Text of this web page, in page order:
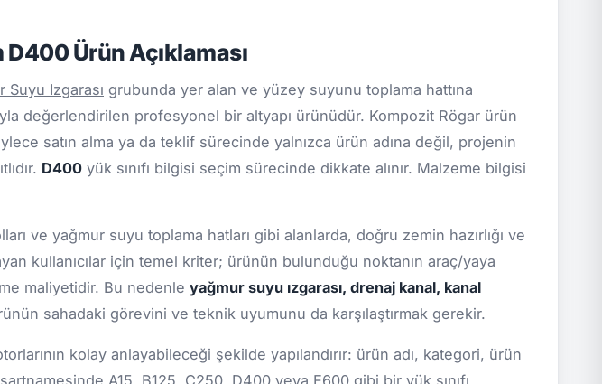
Ürün Açıklaması
Suyu Izgarası grubunda yer alan ve yüzey suyunu toplama hattına
değerlendirilen profesyonel bir altyapı ürünüdür. Kompozit Rögar ürün
satın alma ya da teklif sürecinde yalnızca ürün adına değil, projenin
D400 yük sınıfı bilgisi seçim sürecinde dikkate alınır. Malzeme bilgisi
ve yağmur suyu toplama hatları gibi alanlarda, doğru zemin hazırlığı ve
kullanıcılar için temel kriter; ürünün bulunduğu noktanın araç/yaya
maliyetidir. Bu nedenle yağmur suyu ızgarası, drenaj kanal, kanal
sahadaki görevini ve teknik uyumunu da karşılaştırmak gerekir.
kolay anlayabileceği şekilde yapılandırır: ürün adı, kategori, ürün